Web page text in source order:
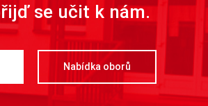
se učit k nám.
Nabídka oborů